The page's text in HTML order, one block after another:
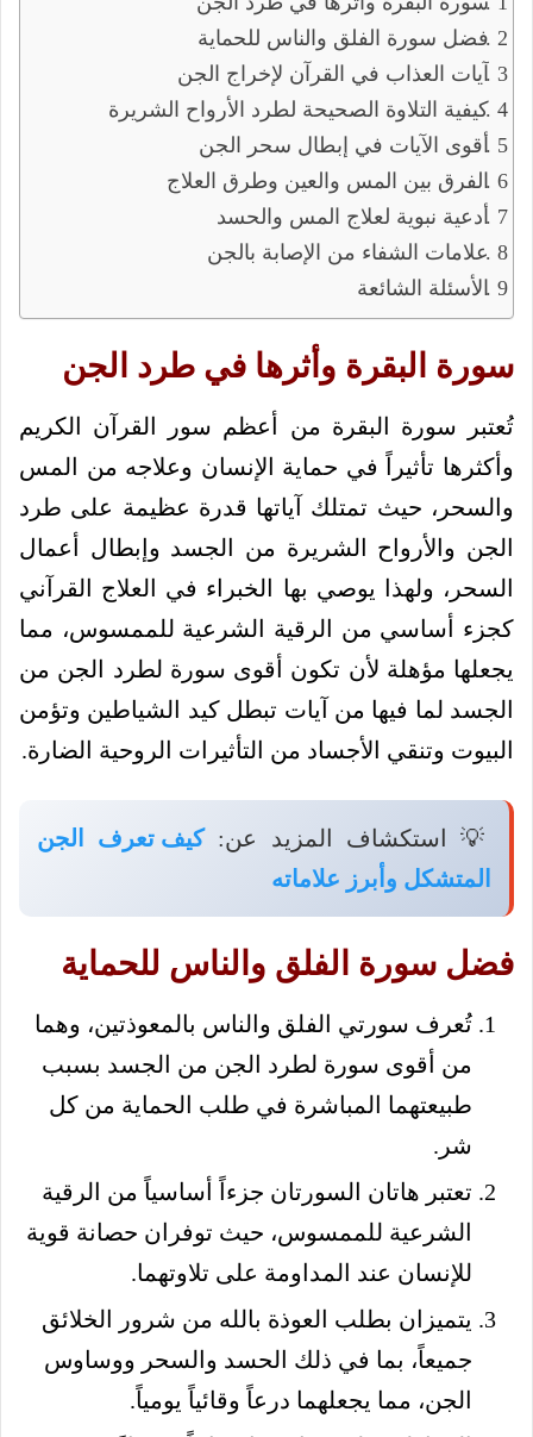
فضل سورة الفلق والناس للحماية
آيات العذاب في القرآن لإخراج الجن
كيفية التلاوة الصحيحة لطرد الأرواح الشريرة
أقوى الآيات في إبطال سحر الجن
الفرق بين المس والعين وطرق العلاج
أدعية نبوية لعلاج المس والحسد
علامات الشفاء من الإصابة بالجن
الأسئلة الشائعة
سورة البقرة وأثرها في طرد الجن
تُعتبر سورة البقرة من أعظم سور القرآن الكريم
وأكثرها تأثيراً في حماية الإنسان وعلاجه من المس
والسحر، حيث تمتلك آياتها قدرة عظيمة على طرد
الجن والأرواح الشريرة من الجسد وإبطال أعمال
السحر، ولهذا يوصي بها الخبراء في العلاج القرآني
كجزء أساسي من الرقية الشرعية للممسوس، مما
يجعلها مؤهلة لأن تكون أقوى سورة لطرد الجن من
الجسد لما فيها من آيات تبطل كيد الشياطين وتؤمن
البيوت وتنقي الأجساد من التأثيرات الروحية الضارة.
💡 استكشاف المزيد عن:كيف تعرف الجن
المتشكل وأبرز علاماته
فضل سورة الفلق والناس للحماية
تُعرف سورتي الفلق والناس بالمعوذتين، وهما
من أقوى سورة لطرد الجن من الجسد بسبب
طبيعتهما المباشرة في طلب الحماية من كل
شر.
تعتبر هاتان السورتان جزءاً أساسياً من الرقية
الشرعية للممسوس، حيث توفران حصانة قوية
للإنسان عند المداومة على تلاوتهما.
يتميزان بطلب العوذة بالله من شرور الخلائق
جميعاً، بما في ذلك الحسد والسحر ووساوس
الجن، مما يجعلهما درعاً وقائياً يومياً.